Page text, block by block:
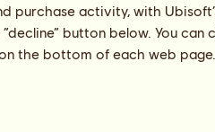
Zwycięstwa
Zwycięstwa
Brak
purchase activity, with
button below. You
the bottom of each web page.